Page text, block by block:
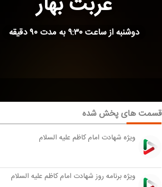
دوشنبه از ساعت ۹:۳۰ به مدت ۹۰ دقیقه
قسمت های پخش شده
ویژه شهادت امام كاظم علیه السلام
وی‍ژه برنامه روز شهادت امام كاظم علیه السلام